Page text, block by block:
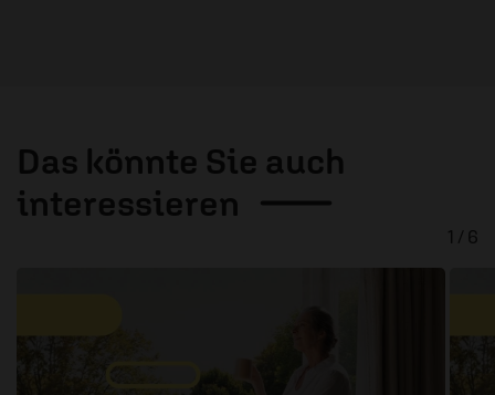
Das könnte Sie auch
interessieren
1 / 6